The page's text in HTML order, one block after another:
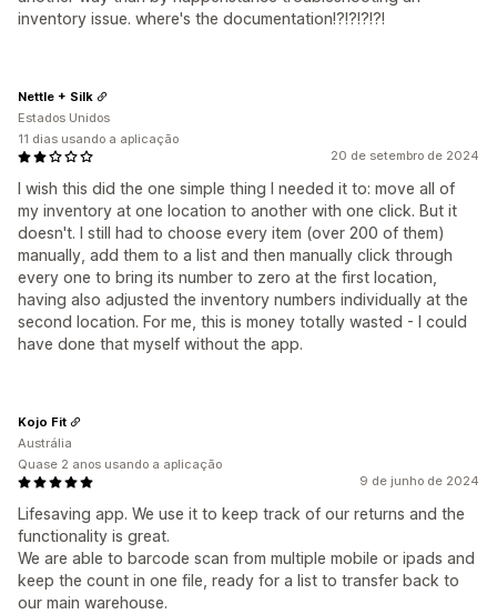
inventory issue. where's the documentation!?!?!?!?!
20 de setembro de 2024
I wish this did the one simple thing I needed it to: move all of
my inventory at one location to another with one click. But it
doesn't. I still had to choose every item (over 200 of them)
manually, add them to a list and then manually click through
every one to bring its number to zero at the first location,
having also adjusted the inventory numbers individually at the
second location. For me, this is money totally wasted - I could
have done that myself without the app.
Nettle + Silk
Estados Unidos
11 dias usando a aplicação
9 de junho de 2024
Lifesaving app. We use it to keep track of our returns and the
functionality is great.
We are able to barcode scan from multiple mobile or ipads and
keep the count in one file, ready for a list to transfer back to
our main warehouse.
Kojo Fit
Austrália
Quase 2 anos usando a aplicação